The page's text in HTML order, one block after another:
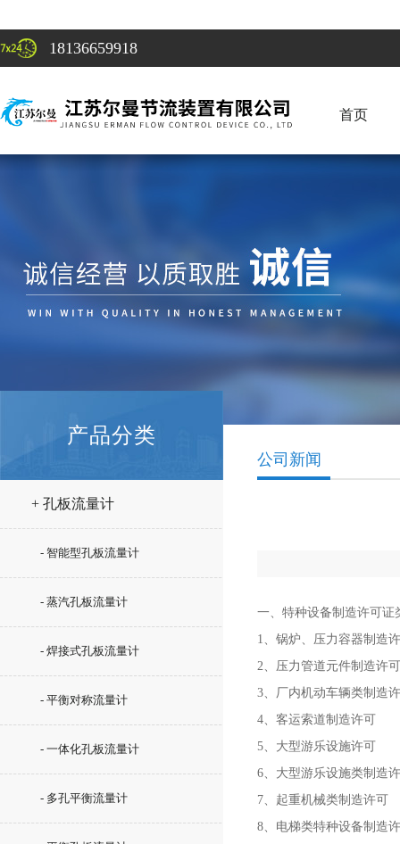
18136659918
首页
产品分类
+ 孔板流量计
- 智能型孔板流量计
- 蒸汽孔板流量计
- 焊接式孔板流量计
- 平衡对称流量计
- 一体化孔板流量计
- 多孔平衡流量计
公司新闻
一、特种设备制造许可证
1、锅炉、压力容器制造
2、压力管道元件制造许可
3、厂内机动车辆类制造
4、客运索道制造许可
5、大型游乐设施许可
6、大型游乐设施类制造
7、起重机械类制造许可
8、电梯类特种设备制造